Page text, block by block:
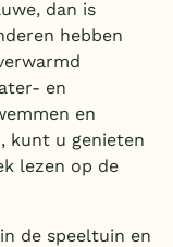
dan is
hebben
en
en
kunt u genieten
lezen op de
de speeltuin en